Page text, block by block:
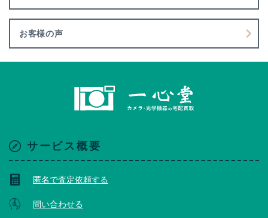
お客様の声
サービス概要
匿名で査定依頼する
問い合わせる